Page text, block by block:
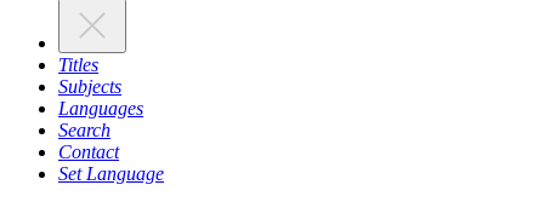
Titles
Subjects
Languages
Search
Contact
Set Language